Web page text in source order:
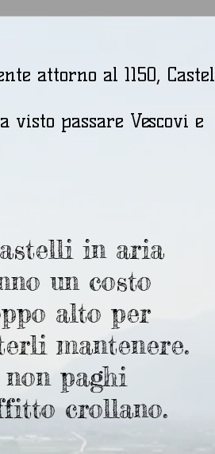
attorno al 1150, Castel
visto passare Vescovi e
in aria
un costo
alto per
mantenere.
non paghi
crollano.